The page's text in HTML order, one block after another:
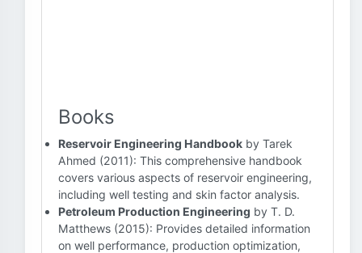
Books
Reservoir Engineering Handbook by Tarek
Ahmed (2011): This comprehensive handbook
covers various aspects of reservoir engineering,
including well testing and skin factor analysis.
Petroleum Production Engineering by T. D.
Matthews (2015): Provides detailed information
on well performance, production optimization,